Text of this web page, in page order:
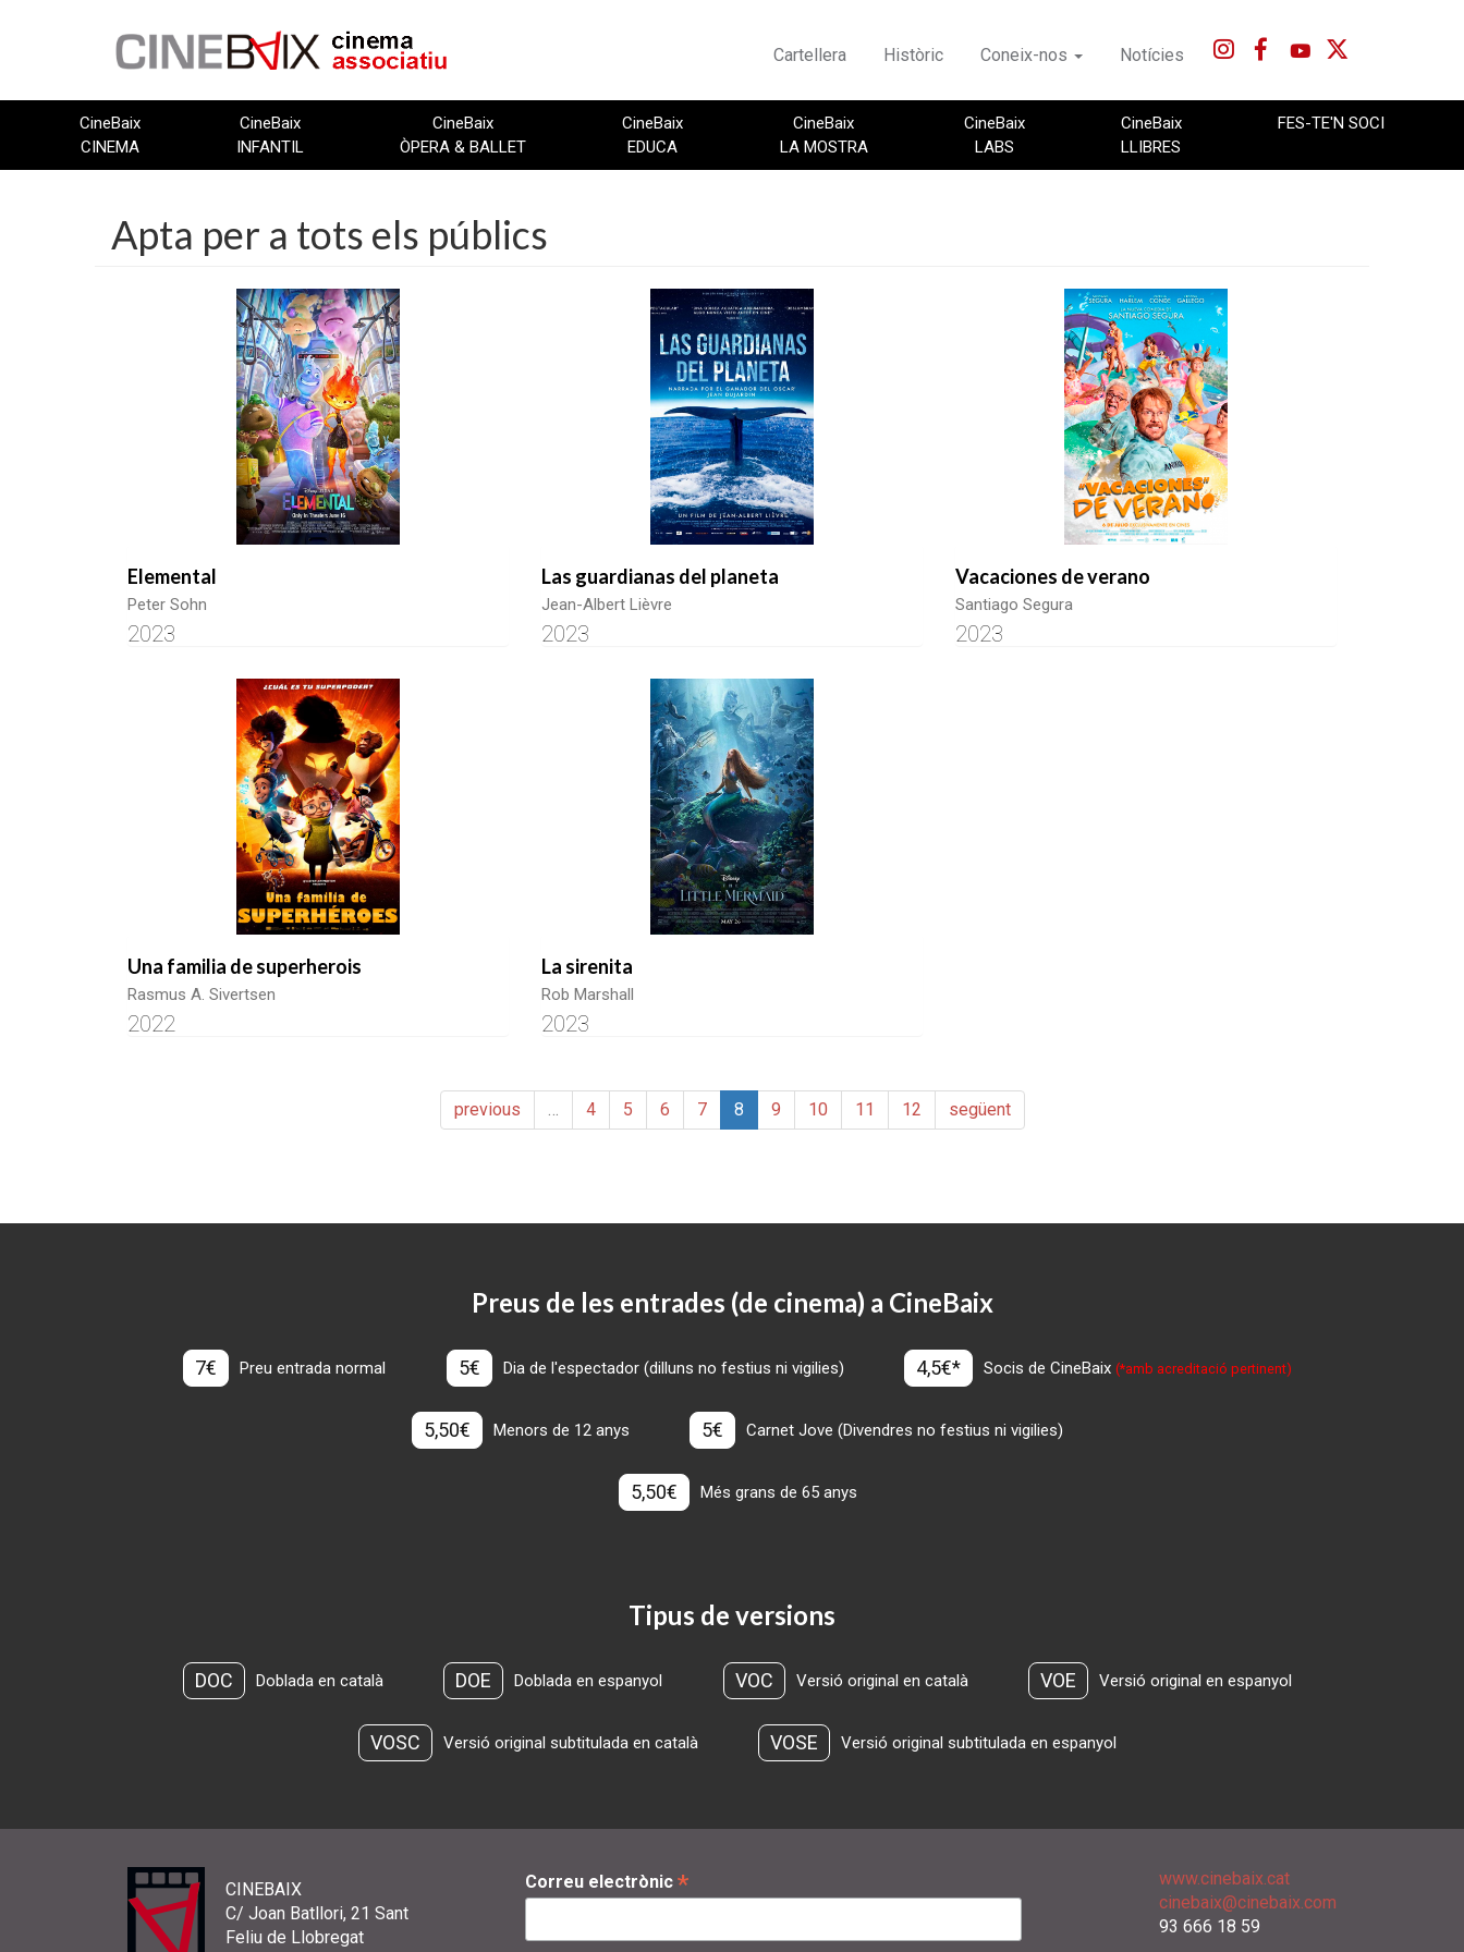
Cartellera Històric Coneix-nos Notícies
CineBaix
CINEMA
CineBaix
INFANTIL
CineBaix
ÒPERA & BALLET
CineBaix
EDUCA
CineBaix
LA MOSTRA
CineBaix
LABS
CineBaix
LLIBRES
FES-TE'N SOCI
Apta per a tots els públics
Elemental
Peter Sohn
2023
Las guardianas del planeta
Jean-Albert Lièvre
2023
Vacaciones de verano
Santiago Segura
2023
Una familia de superherois
Rasmus A. Sivertsen
2022
La sirenita
Rob Marshall
2023
previous … 4 5 6 7 8 9 10 11 12 següent
Preus de les entrades (de cinema) a CineBaix
7€ Preu entrada normal 5€ Dia de l'espectador (dilluns no festius ni vigilies) 4,5€* Socis de CineBaix(*amb acreditació pertinent)
5,50€ Menors de 12 anys 5€ Carnet Jove (Divendres no festius ni vigilies)
5,50€ Més grans de 65 anys
Tipus de versions
DOC Doblada en català DOE Doblada en espanyol VOC Versió original en català VOE Versió original en espanyol
VOSC Versió original subtitulada en català VOSE Versió original subtitulada en espanyol
CINEBAIX
C/ Joan Batllori, 21 Sant
Feliu de Llobregat
Correu electrònic *
www.cinebaix.cat
cinebaix@cinebaix.com
93 666 18 59